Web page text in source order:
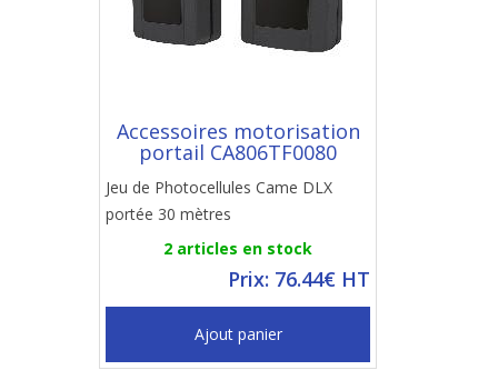
Accessoires motorisation
portail CA806TF0080
Jeu de Photocellules Came DLX
portée 30 mètres
2 articles en stock
Prix: 76.44€ HT
Ajout panier